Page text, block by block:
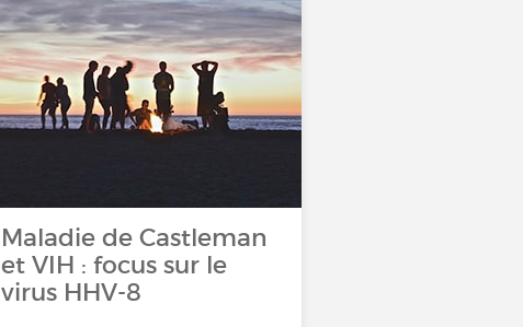
Maladie de Castleman
et VIH : focus sur le
virus HHV-8